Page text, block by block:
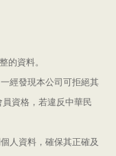
的資料。
經發現本公司可拒絕其
資格，若違反中華民
人資料，確保其正確及